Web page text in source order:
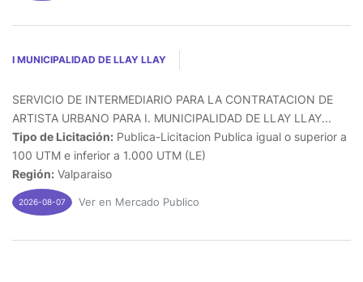
I MUNICIPALIDAD DE LLAY LLAY
SERVICIO DE INTERMEDIARIO PARA LA CONTRATACION DE
ARTISTA URBANO PARA I. MUNICIPALIDAD DE LLAY LLAY...
Tipo de Licitación: Publica-Licitacion Publica igual o superior a
100 UTM e inferior a 1.000 UTM (LE)
Región: Valparaiso
2026-08-07 Ver en Mercado Publico